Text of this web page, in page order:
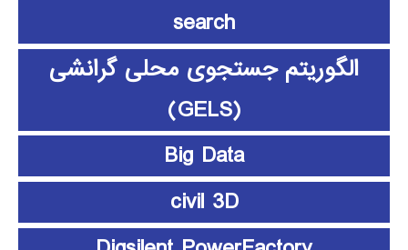
search
الگوریتم جستجوی محلی گرانشی
(GELS)
Big Data
civil 3D